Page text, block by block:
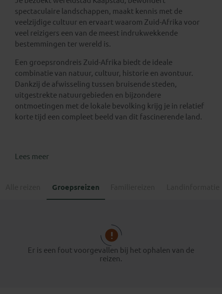
spectaculaire landschappen, maakt kennis met de
veelzijdige cultuur en ervaart waarom Zuid-Afrika voor
veel reizigers een van de meest indrukwekkende
bestemmingen ter wereld is.
Een groepsrondreis Zuid-Afrika biedt de ideale
combinatie van natuur, cultuur, historie en avontuur.
Dankzij de afwisseling tussen bruisende steden,
uitgestrekte natuurgebieden en bijzondere
ontmoetingen met de lokale bevolking krijg je in relatief
korte tijd een compleet beeld van dit fascinerende land.
Lees meer
Groepsreizen
Er is een fout voorgevallen bij het ophalen van de
reizen.